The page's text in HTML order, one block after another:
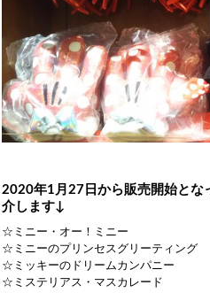
2020年1月27日から販売開始とな
介します↓
☆ミニー・オー！ミニー
☆ミニーのプリンセスグリーティング
☆ミッキーのドリームカンパニー
☆ミステリアス・マスカレード